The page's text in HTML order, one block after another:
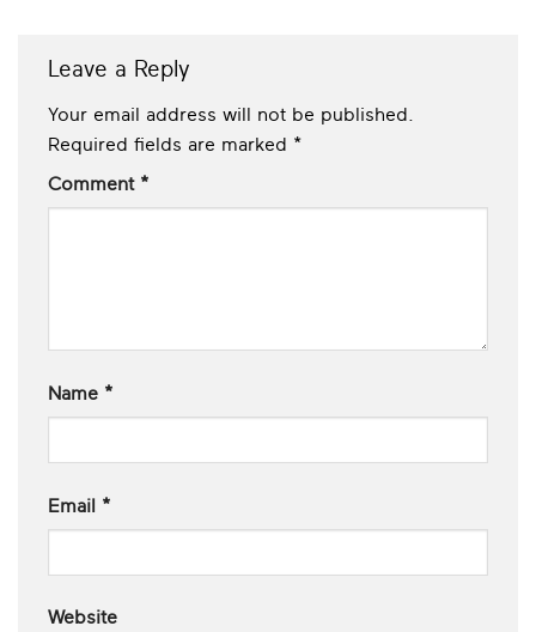
Leave a Reply
Your email address will not be published.
Required fields are marked *
Comment *
Name *
Email *
Website